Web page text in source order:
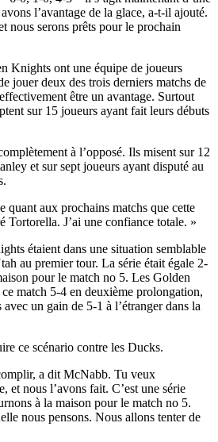
l’avantage de la glace, a-t-il ajouté.
nous serons prêts pour le prochain
Knights ont une équipe de joueurs
jouer deux des trois derniers matchs de
être un avantage. Surtout
sur 15 joueurs ayant fait leurs débuts
à l’opposé. Ils misent sur 12
et sur sept joueurs ayant disputé au
quant aux prochains matchs que cette
Tortorella. J’ai une confiance totale. »
étaient dans une situation semblable
au premier tour. La série était égale 2-
pour le match no 5. Les Golden
match 5-4 en deuxième prolongation,
un gain de 5-1 à l’étranger dans la
ce scénario contre les Ducks.
a dit McNabb. Tu veux
et nous l’avons fait. C’est une série
à la maison pour le match no 5.
nous pensons. Nous allons tenter de